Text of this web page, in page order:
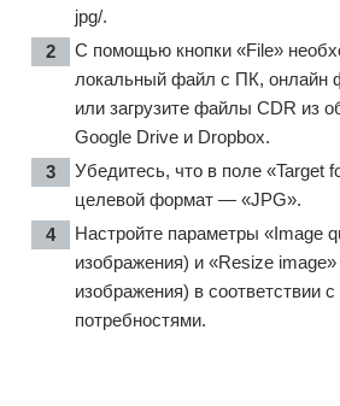
jpg/.
С помощью кнопки «File»
локальный файл с ПК, онлайн
или загрузите файлы CDR из
Google Drive и Dropbox.
Убедитесь, что в поле «Target
целевой формат — «JPG».
Настройте параметры «Image
изображения) и «Resize
изображения) в соответствии
потребностями.